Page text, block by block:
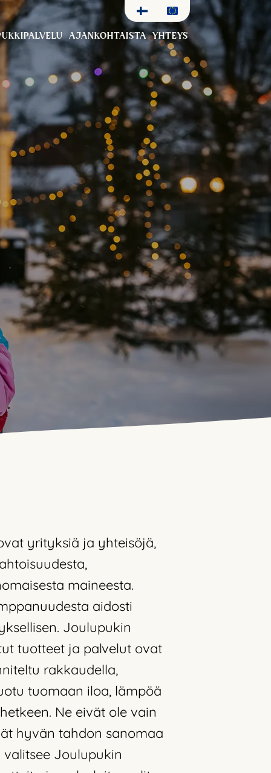
AJANKOHTAISTA YHTEYS
yrityksiä ja yhteisöjä,
maineesta.
aidosti
Joulupukin
tuotteet ja palvelut ovat
rakkaudella,
tuomaan iloa, lämpöä
Ne eivät ole vain
hyvän tahdon sanomaa
Joulupukin